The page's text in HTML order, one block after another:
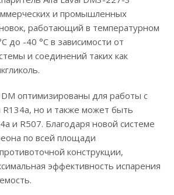
и промышленных
работающий в температурном
до -40 °C в зависимости от
и соединений таких как
оптимизированы для работы с
но и также может быть
и R507. Благодаря новой системе
по всей площади
конструкции,
эффективность испарения